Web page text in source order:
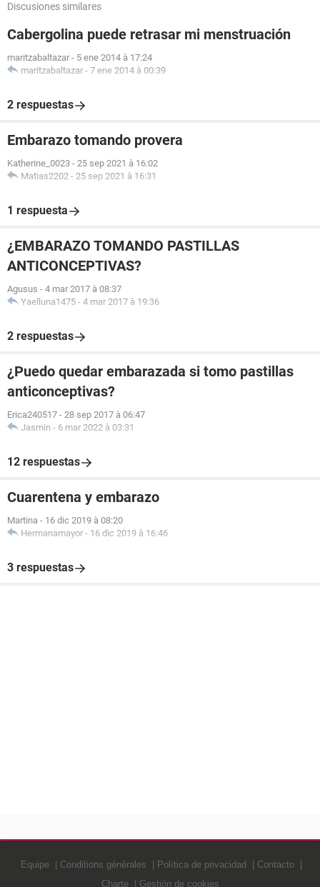
Discusiones similares
Cabergolina puede retrasar mi menstruación
maritzabaltazar - 5 ene 2014 à 17:24
maritzabaltazar - 7 ene 2014 à 00:39
2 respuestas
Embarazo tomando provera
Katherine_0023 - 25 sep 2021 à 16:02
Matias2202 - 25 sep 2021 à 16:31
1 respuesta
¿EMBARAZO TOMANDO PASTILLAS
ANTICONCEPTIVAS?
Agusus - 4 mar 2017 à 08:37
Yaelluna1475 - 4 mar 2017 à 19:36
2 respuestas
¿Puedo quedar embarazada si tomo pastillas
anticonceptivas?
Erica240517 - 28 sep 2017 à 06:47
Jasmin - 6 mar 2022 à 03:31
12 respuestas
Cuarentena y embarazo
Martina - 16 dic 2019 à 08:20
Hermanamayor - 16 dic 2019 à 16:46
3 respuestas
Equipe Conditions générales Política de privacidad
Contacto
Charte
Gestión de cookies